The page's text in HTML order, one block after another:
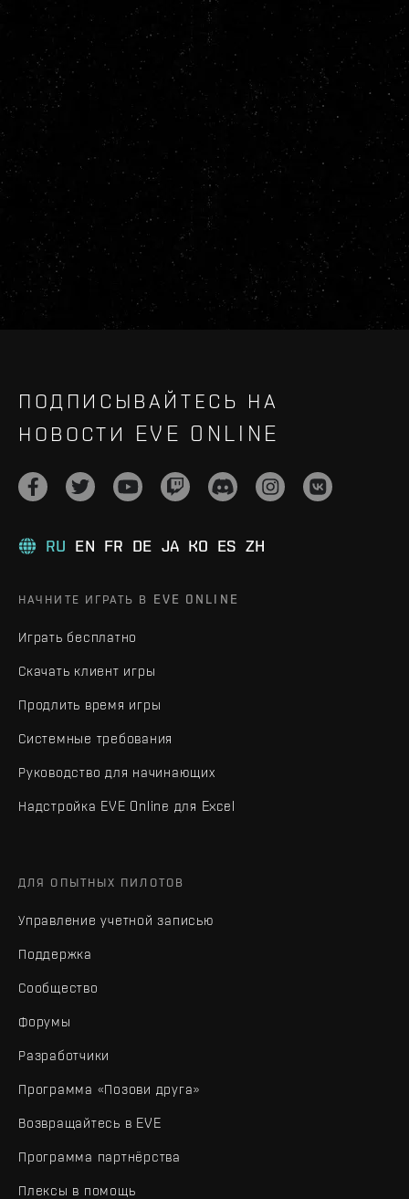
ПОДПИСЫВАЙТЕСЬ НА
НОВОСТИ EVE ONLINE
RU EN FR DE JA KO ES ZH
НАЧНИТЕ ИГРАТЬ В EVE ONLINE
Играть бесплатно
Скачать клиент игры
Продлить время игры
Системные требования
Руководство для начинающих
Надстройка EVE Online для Excel
ДЛЯ ОПЫТНЫХ ПИЛОТОВ
Управление учетной записью
Поддержка
Сообщество
Форумы
Разработчики
Программа «Позови друга»
Возвращайтесь в EVE
Программа партнёрства
Плексы в помощь